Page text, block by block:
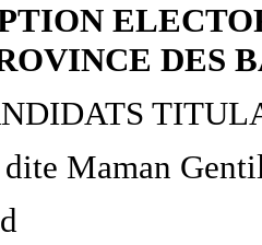
DES
Maman